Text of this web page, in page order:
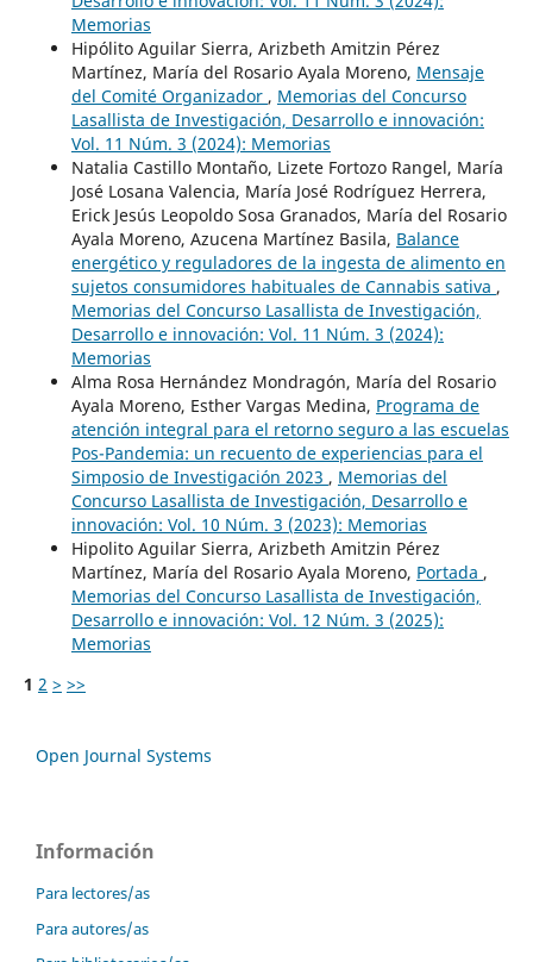
Memorias
Hipólito Aguilar Sierra, Arizbeth Amitzin Pérez
Martínez, María del Rosario Ayala Moreno, Mensaje
del Comité Organizador , Memorias del Concurso
Lasallista de Investigación, Desarrollo e innovación:
Vol. 11 Núm. 3 (2024): Memorias
Natalia Castillo Montaño, Lizete Fortozo Rangel, María
José Losana Valencia, María José Rodríguez Herrera,
Erick Jesús Leopoldo Sosa Granados, María del Rosario
Ayala Moreno, Azucena Martínez Basila, Balance
energético y reguladores de la ingesta de alimento en
sujetos consumidores habituales de Cannabis sativa ,
Memorias del Concurso Lasallista de Investigación,
Desarrollo e innovación: Vol. 11 Núm. 3 (2024):
Memorias
Alma Rosa Hernández Mondragón, María del Rosario
Ayala Moreno, Esther Vargas Medina, Programa de
atención integral para el retorno seguro a las escuelas
Pos-Pandemia: un recuento de experiencias para el
Simposio de Investigación 2023 , Memorias del
Concurso Lasallista de Investigación, Desarrollo e
innovación: Vol. 10 Núm. 3 (2023): Memorias
Hipolito Aguilar Sierra, Arizbeth Amitzin Pérez
Martínez, María del Rosario Ayala Moreno, Portada ,
Memorias del Concurso Lasallista de Investigación,
Desarrollo e innovación: Vol. 12 Núm. 3 (2025):
Memorias
1 2 > >>
Open Journal Systems
Información
Para lectores/as
Para autores/as